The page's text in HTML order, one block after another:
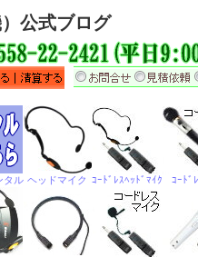
公式ブログ